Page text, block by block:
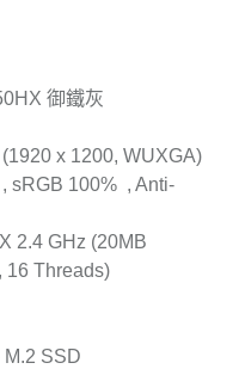
御鐵灰
x 1200, WUXGA)
sRGB 100% , Anti-
2.4 GHz (20MB
16 Threads)
SSD